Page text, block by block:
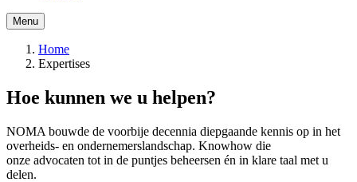
Button
navigation
Menu
Kruimelpad
Home
Expertises
Hoe kunnen we u helpen?
NOMA bouwde de voorbije decennia diepgaande kennis op in het
overheids- en ondernemerslandschap. Knowhow die
onze advocaten tot in de puntjes beheersen én in klare taal met u
delen.